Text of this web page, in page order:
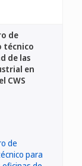
de
técnico
de las
en
CWS